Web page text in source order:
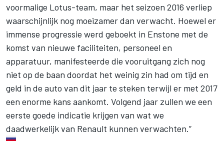
voormalige Lotus-team, maar het seizoen 2016 verliep
waarschijnlijk nog moeizamer dan verwacht. Hoewel er
immense progressie werd geboekt in Enstone met de
komst van nieuwe faciliteiten, personeel en
apparatuur, manifesteerde die vooruitgang zich nog
niet op de baan doordat het weinig zin had om tijd en
geld in de auto van dit jaar te steken terwijl er met 2017
een enorme kans aankomt. Volgend jaar zullen we een
eerste goede indicatie krijgen van wat we
daadwerkelijk van Renault kunnen verwachten.”